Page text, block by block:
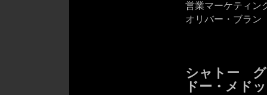
営業マーケティン
オリバー・ブラン
シャトー グ
ドー・メド